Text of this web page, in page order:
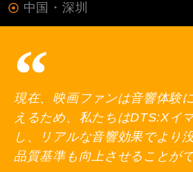
中国・深圳
現在、映画ファンは音響体験
えるため、私たちはDTS:Xイ
し、リアルな音響効果でより
品質基準も向上させることが